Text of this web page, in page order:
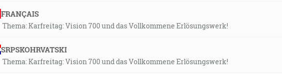
FRANÇAIS
Thema: Karfreitag: Vision 700 und das Vollkommene Erlösungswerk!
SRPSKOHRVATSKI
Thema: Karfreitag: Vision 700 und das Vollkommene Erlösungswerk!